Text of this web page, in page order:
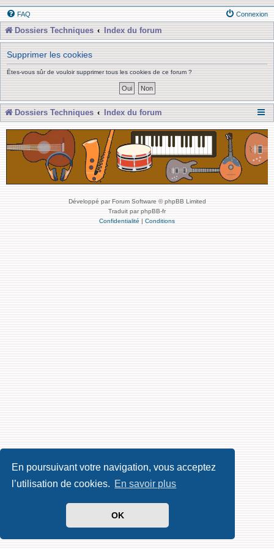
En poursuivant votre navigation, vous acceptez
l’utilisation de cookies. En savoir plus
OK
FAQ Connexion
Dossiers Techniques Index du forum
Supprimer les cookies
Êtes-vous sûr de vouloir supprimer tous les cookies de ce forum ?
Dossiers Techniques Index du forum
Développé par Forum Software © phpBB Limited
Traduit par phpBB-fr
Confidentialité | Conditions